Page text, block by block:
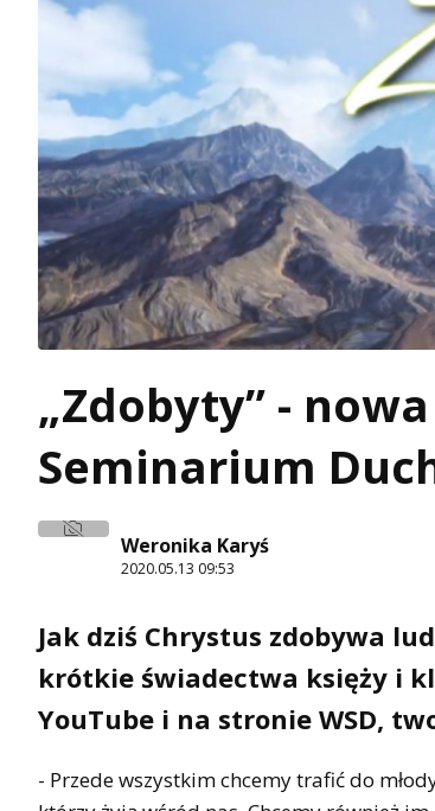
„Zdobyty” -
Seminarium
Weronika Karyś
2020.05.13 09:53
Jak dziś Chrystus zdobywa
krótkie świadectwa księży i
YouTube i na stronie WSD,
- Przede wszystkim chcemy trafić do